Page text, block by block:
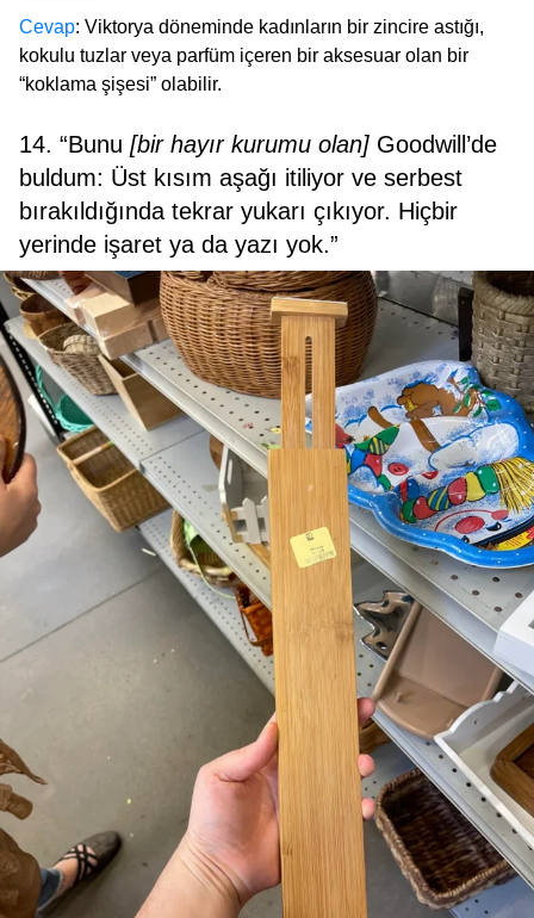
Cevap: Viktorya döneminde kadınların bir zincire astığı,
kokulu tuzlar veya parfüm içeren bir aksesuar olan bir
“koklama şişesi” olabilir.
14. “Bunu [bir hayır kurumu olan] Goodwill’de
buldum: Üst kısım aşağı itiliyor ve serbest
bırakıldığında tekrar yukarı çıkıyor. Hiçbir
yerinde işaret ya da yazı yok.”